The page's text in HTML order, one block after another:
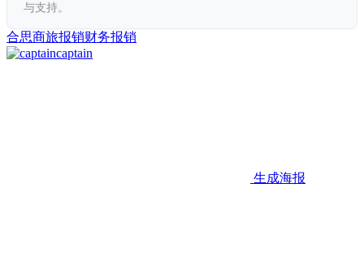
与支持。
合思商旅报销财务报销
captain
生成海报